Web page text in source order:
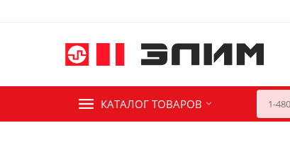
КАТАЛОГ ТОВАРОВ